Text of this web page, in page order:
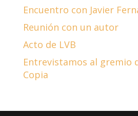
Encuentro con Javier
Reunión con un autor
Acto de LVB
Entrevistamos al gremio
Copia